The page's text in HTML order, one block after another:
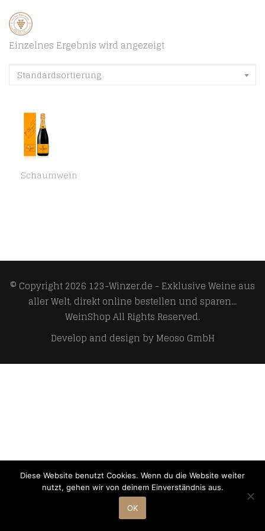
Einzelnes Ergebnis wird angezeigt
Standardsortierung
Schaumwein
© Copyright 2026 123-Winzer.de - Exklusive Weine aus
aller Welt, direkt online bestellen und sparen...
WeinShopAll Rights Reserved.
Develop and design byMeoso GmbH
Diese Website benutzt Cookies. Wenn du die Website weiter
nutzt, gehen wir von deinem Einverständnis aus.
OK